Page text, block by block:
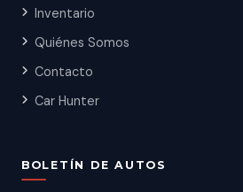
Inventario
Quiénes Somos
Contacto
Car Hunter
BOLETÍN DE AUTOS